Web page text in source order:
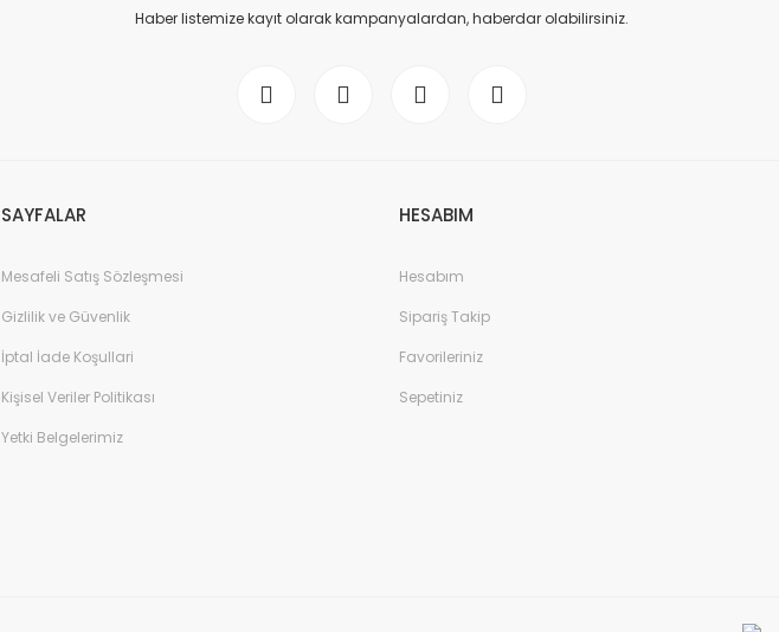
Haber listemize kayıt olarak kampanyalardan, haberdar olabilirsiniz.
SAYFALAR
Mesafeli Satış Sözleşmesi
Gizlilik ve Güvenlik
İptal İade Koşullari
Kişisel Veriler Politikası
Yetki Belgelerimiz
HESABIM
Hesabım
Sipariş Takip
Favorileriniz
Sepetiniz